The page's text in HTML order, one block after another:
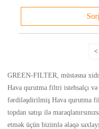
<
GREEN-FILTER, müstəsna
Hava qurutma filtri istehsalçı
fərdiləşdirilmiş Hava qurutma
topdan satışı ilə
etmək üçün bizimlə əlaqə